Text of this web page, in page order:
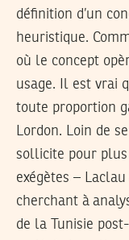
définition d’un
heuristique.
où le concept
usage. Il est vrai
toute proportion
Lordon. Loin de
sollicite pour plus
exégètes –
cherchant à
de la Tunisie